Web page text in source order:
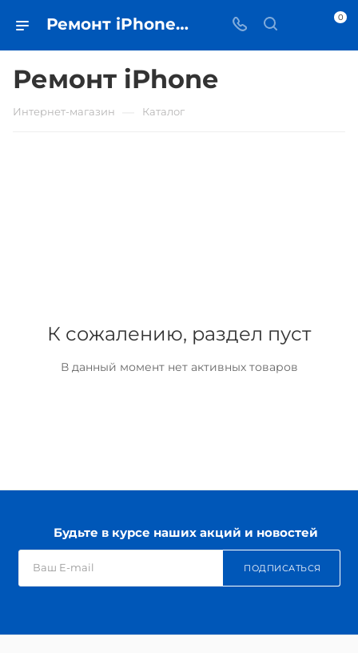
Ремонт iPhone • купить в Самаре по низкой цене - iЧехол 0
Ремонт iPhone
Интернет-магазин Каталог
К сожалению, раздел пуст
В данный момент нет активных товаров
Будьте в курсе наших акций и новостей
ПОДПИСАТЬСЯ